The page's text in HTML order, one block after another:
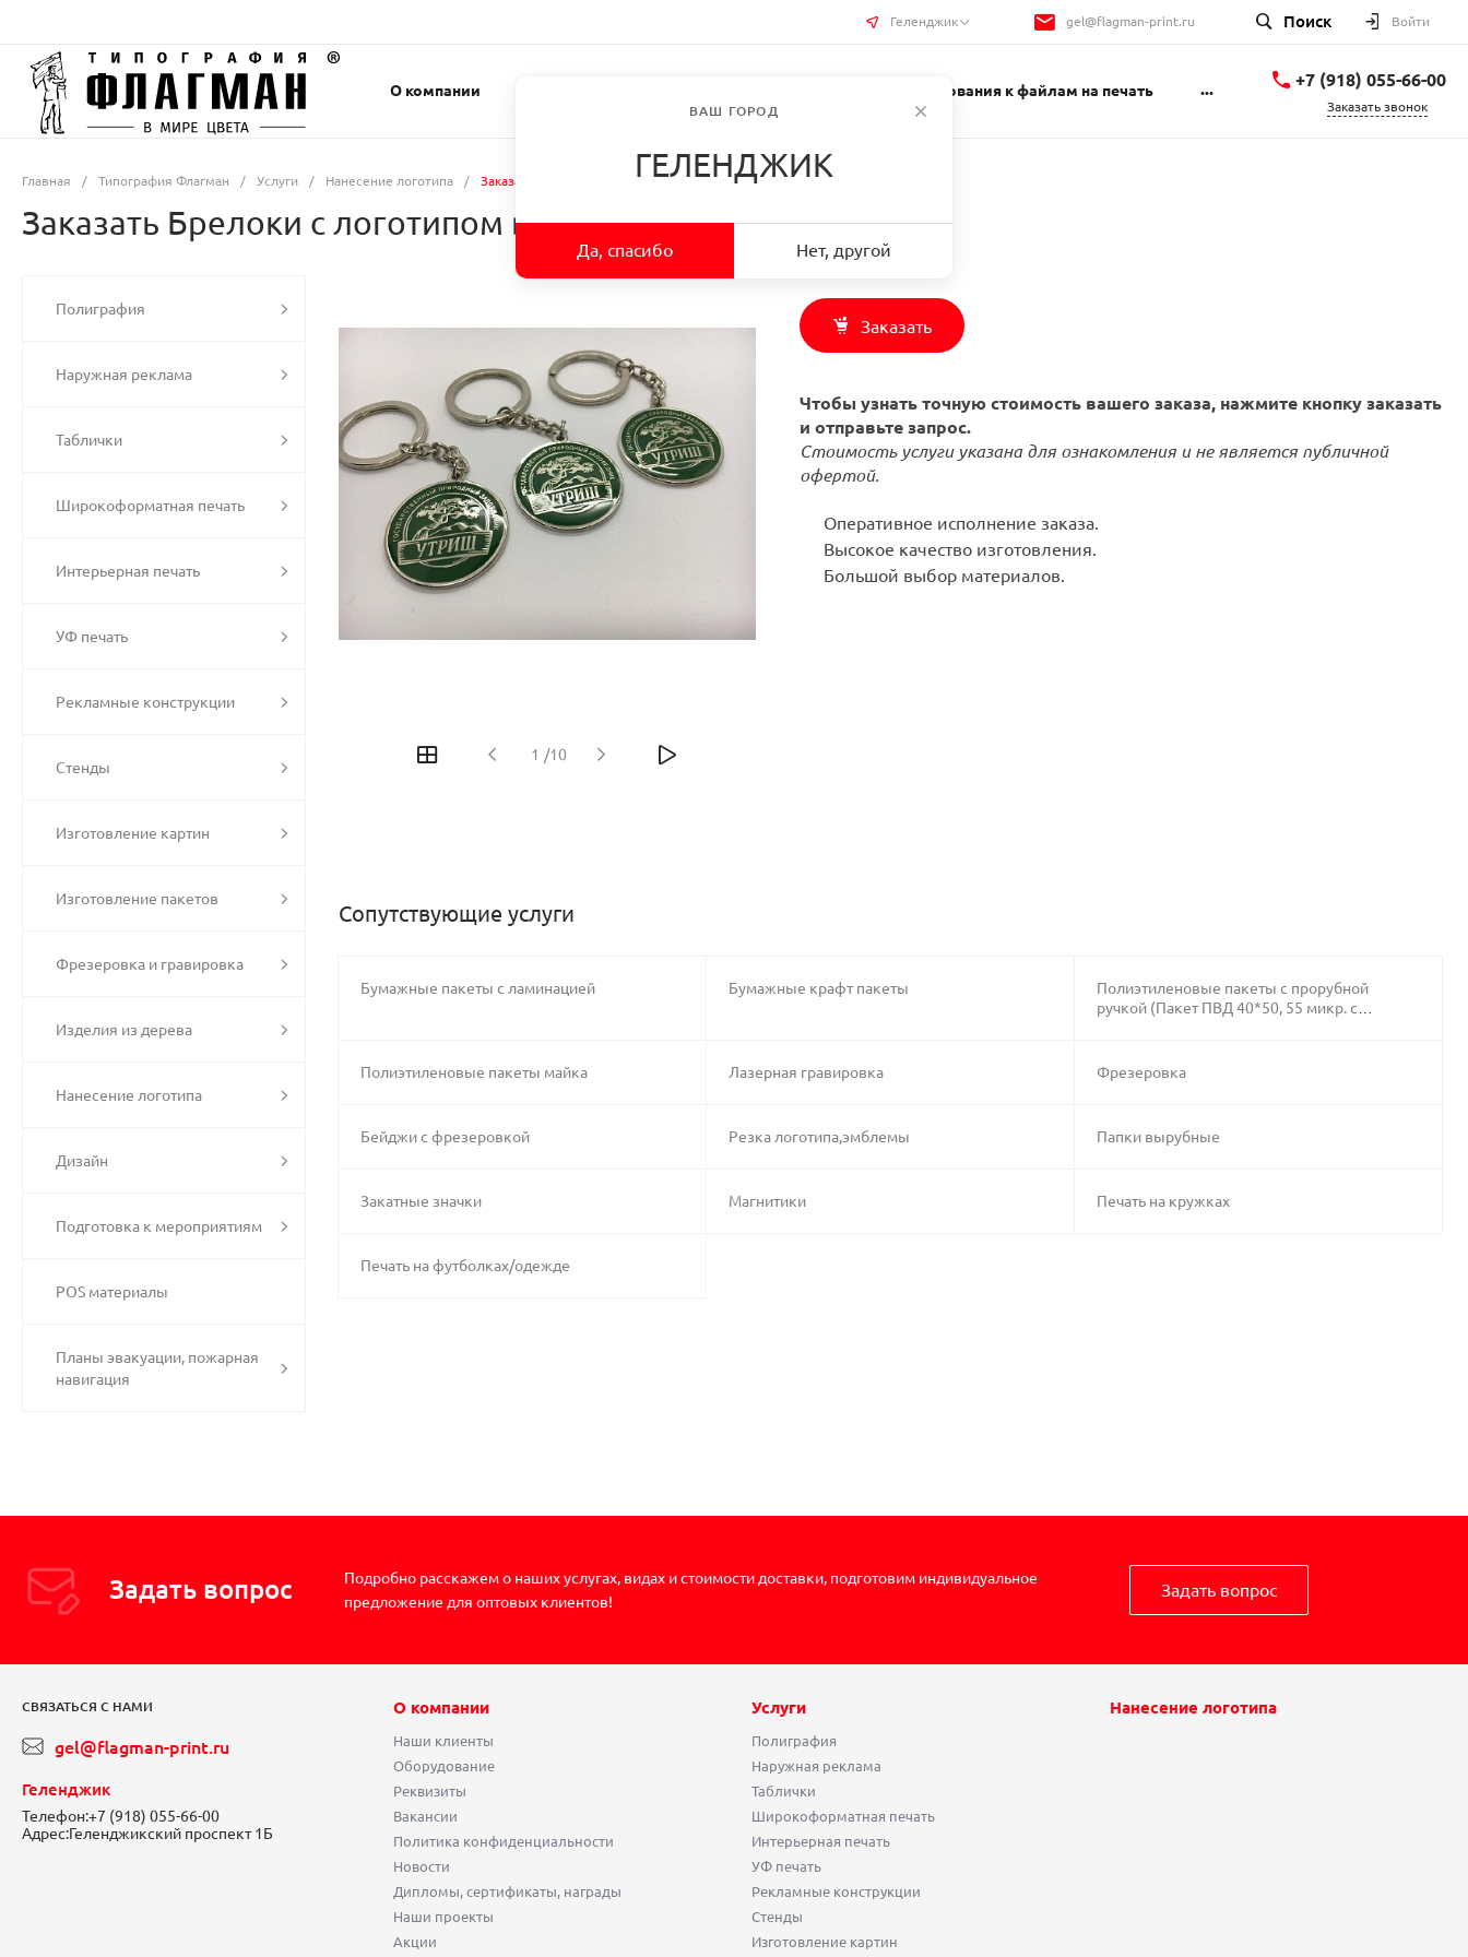
Геленджик gel@flagman-print.ru Поиск Войти
О компании Требования к файлам на печать ... +7 (918) 055-66-00
Заказать звонок
Главная / Типография Флагман / Услуги / Нанесение логотипа / Заказать Брелоки с логотипом в г. Геленджик
Заказать Брелоки с логотипом в г. Геленджик
Полиграфия
Наружная реклама
Таблички
Широкоформатная печать
Интерьерная печать
УФ печать
Рекламные конструкции
Стенды
Изготовление картин
Изготовление пакетов
Фрезеровка и гравировка
Изделия из дерева
Нанесение логотипа
Дизайн
Подготовка к мероприятиям
POS материалы
Планы эвакуации, пожарная
навигация
1 /10
Заказать
Чтобы узнать точную стоимость вашего заказа, нажмите кнопку заказать
и отправьте запрос.
Стоимость услуги указана для ознакомления и не является публичной
офертой.
Оперативное исполнение заказа.
Высокое качество изготовления.
Большой выбор материалов.
Сопутствующие услуги
Бумажные пакеты с ламинацией Бумажные крафт пакеты
Полиэтиленовые пакеты с прорубной
ручкой (Пакет ПВД 40*50, 55 микр. с
Полиэтиленовые пакеты майка Лазерная гравировка Фрезеровка
Бейджи с фрезеровкой Резка логотипа,эмблемы Папки вырубные
Закатные значки Магнитики Печать на кружках
Печать на футболках/одежде
Задать вопрос
Подробно расскажем о наших услугах, видах и стоимости доставки, подготовим индивидуальное
предложение для оптовых клиентов!
Задать вопрос
СВЯЗАТЬСЯ С НАМИ
gel@flagman-print.ru
Геленджик
Телефон:+7 (918) 055-66-00
Адрес:Геленджикский проспект 1Б
О компании
Наши клиенты
Оборудование
Реквизиты
Вакансии
Политика конфиденциальности
Новости
Дипломы, сертификаты, награды
Наши проекты
Акции
Услуги
Полиграфия
Наружная реклама
Таблички
Широкоформатная печать
Интерьерная печать
УФ печать
Рекламные конструкции
Стенды
Изготовление картин
Нанесение логотипа
ВАШ ГОРОД
ГЕЛЕНДЖИК
Да, спасибо Нет, другой